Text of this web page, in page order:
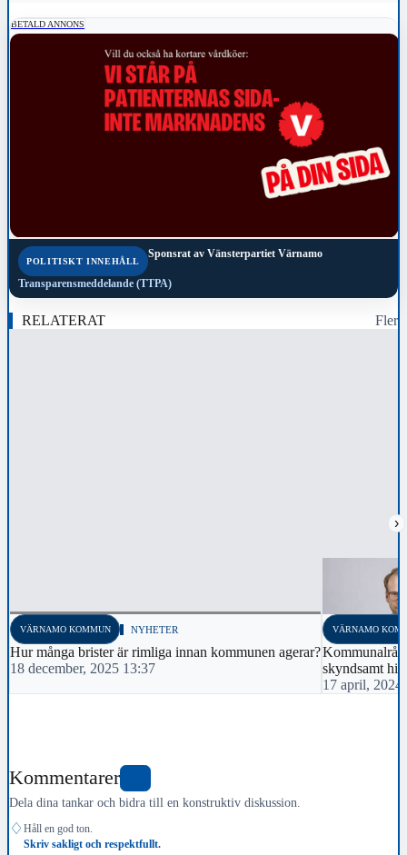
BETALD ANNONS
POLITISKT INNEHÅLL
Sponsrat av Vänsterpartiet Värnamo
Transparensmeddelande (TTPA)
RELATERAT Fler
›
VÄRNAMO KOMMUN NYHETER
Hur många brister är rimliga innan kommunen agerar?
18 december, 2025 13:37
VÄRNAMO
skyndsamt
17 april, 2024
Kommentarer
Dela dina tankar och bidra till en konstruktiv diskussion.
♢ Håll en god ton.
Skriv sakligt och respektfullt.